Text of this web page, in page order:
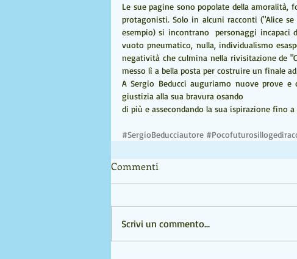
Le sue pagine sono popolate della amoralità,
protagonisti. Solo in alcuni racconti ("Alice
esempio) si incontrano  personaggi incapaci
vuoto pneumatico, nulla, individualismo
negatività che culmina nella rivisitazione de
messo lì a bella posta per costruire un finale
A Sergio Beducci auguriamo nuove prove
giustizia alla sua bravura osando
di più e assecondando la sua ispirazione fino
#SergioBeducciautore
Commenti
Scrivi un commento...